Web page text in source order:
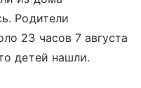
Родители
23 часов 7 августа
детей нашли.